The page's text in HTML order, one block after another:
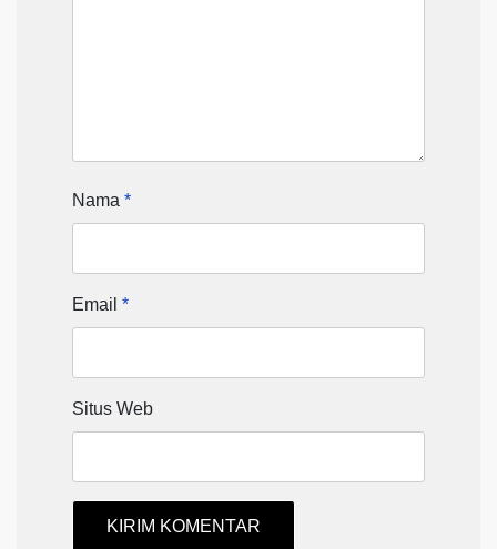
Nama *
Email *
Situs Web